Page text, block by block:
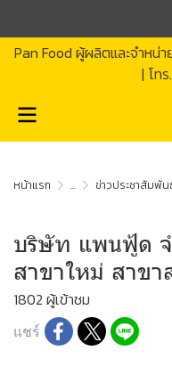
Pan Food ผู้ผลิตและจำหน่
| โทร.
หน้าแรก ... ข่าวประชาสัมพัน
บริษัท แพนฟู้ด จ
สาขาใหม่ สาขา
1802 ผู้เข้าชม
แชร์